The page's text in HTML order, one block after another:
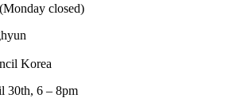
closed)
Korea
30th, 6 – 8pm